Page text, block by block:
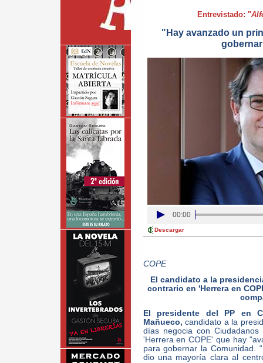
Entrevistado: "
"Hay avanzado un
00:00
Descargar
COPE
El candidato a la
contrario en 'Herrera en
El presidente del PP en
Mañueco, candidato a la
días negocia con
'Herrera en COPE' que hay
para gobernar la Comunidad.
dio una mayoría clara al